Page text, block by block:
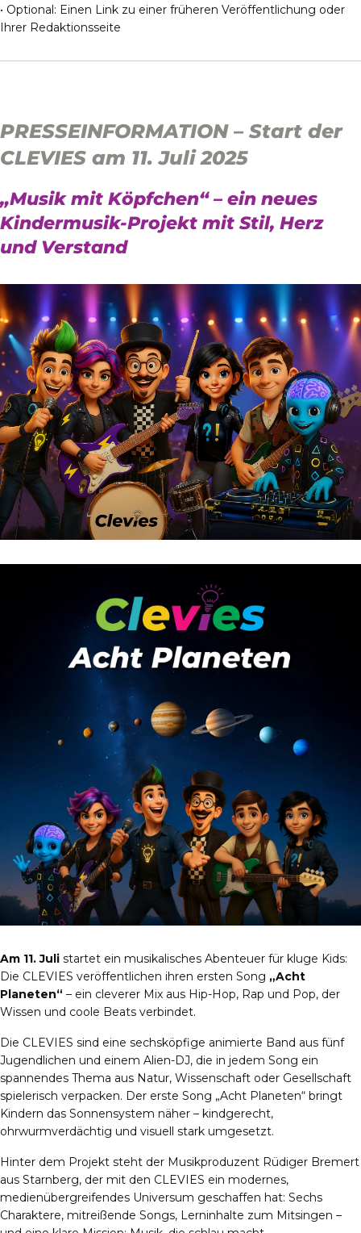
• Optional: Einen Link zu einer früheren Veröffentlichung oder
Ihrer Redaktionsseite
PRESSEINFORMATION – Start der
CLEVIES am 11. Juli 2025
„Musik mit Köpfchen“ – ein neues
Kindermusik-Projekt mit Stil, Herz
und Verstand
Am 11. Juli startet ein musikalisches Abenteuer für kluge Kids:
Die CLEVIES veröffentlichen ihren ersten Song „Acht
Planeten“ – ein cleverer Mix aus Hip-Hop, Rap und Pop, der
Wissen und coole Beats verbindet.
Die CLEVIES sind eine sechsköpfige animierte Band aus fünf
Jugendlichen und einem Alien-DJ, die in jedem Song ein
spannendes Thema aus Natur, Wissenschaft oder Gesellschaft
spielerisch verpacken. Der erste Song „Acht Planeten“ bringt
Kindern das Sonnensystem näher – kindgerecht,
ohrwurmverdächtig und visuell stark umgesetzt.
Hinter dem Projekt steht der Musikproduzent Rüdiger Bremert
aus Starnberg, der mit den CLEVIES ein modernes,
medienübergreifendes Universum geschaffen hat: Sechs
Charaktere, mitreißende Songs, Lerninhalte zum Mitsingen –